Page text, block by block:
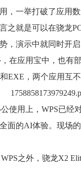
，一举打破了应用
之就是可以在骁龙
，演示中就同时开
，在应用宝中，也有
EXE，两个应用互
使用上，WPS已经
面的AI体验。现场
之外，骁龙X2